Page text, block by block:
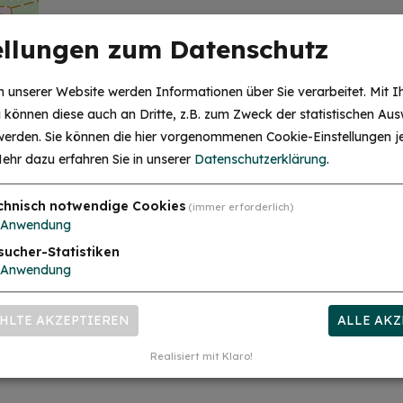
Treffpunkt: In den Räumen des
Familienstützpunkt
Treuchtlingen, BRK KV
Weißenburger Str. 7 a
91757 Treuchtlingen
0152 58151931
zum Datenschutz
unserer Website werden Informationen über Sie verarbeitet. Mit
können diese auch an Dritte, z.B. zum Zweck der statistischen
Sie können die hier vorgenommenen Cookie-Einstellungen
dazu erfahren Sie in unserer Datenschutzerklärung.
notwendige Cookies (immer erforderlich)
Anwendung
Statistiken
Anwendung
AKZEPTIEREN ALLE
Realisiert mit Klaro!